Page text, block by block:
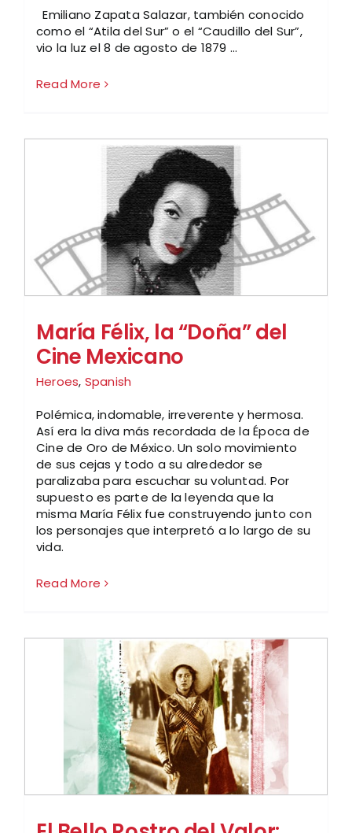
Emiliano Zapata Salazar, también conocido
como el “Atila del Sur” o el “Caudillo del Sur”,
vio la luz el 8 de agosto de 1879 ...
Read More
María Félix, la “Doña” del
Cine Mexicano
Heroes, Spanish
Polémica, indomable, irreverente y hermosa.
Así era la diva más recordada de la Época de
Cine de Oro de México. Un solo movimiento
de sus cejas y todo a su alrededor se
paralizaba para escuchar su voluntad. Por
supuesto es parte de la leyenda que la
misma María Félix fue construyendo junto con
los personajes que interpretó a lo largo de su
vida.
Read More